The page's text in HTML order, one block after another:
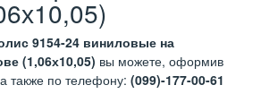
9154-24 виниловые на
(1,06х10,05) вы можете, оформив
также по телефону: (099)-177-00-61